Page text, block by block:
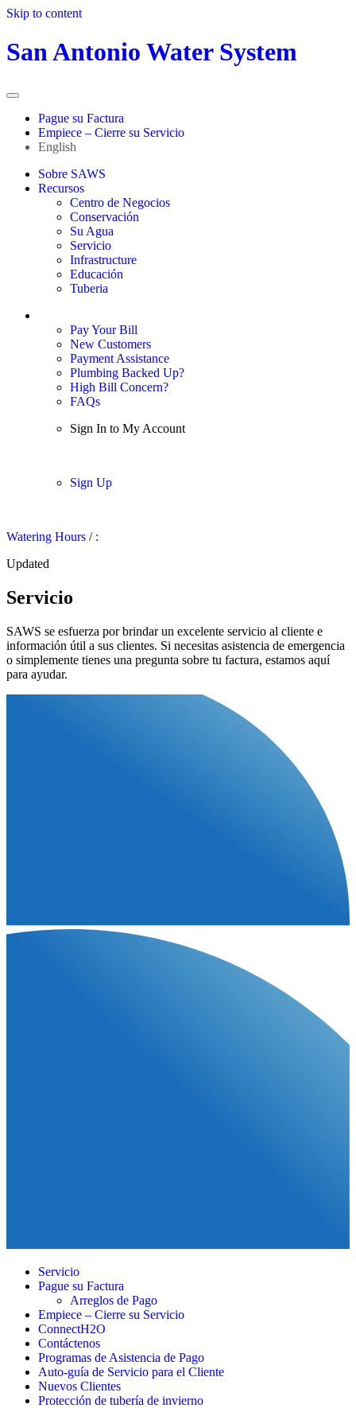
Skip to content
San Antonio Water System
Pague su Factura
Empiece – Cierre su Servicio
English
Sobre SAWS
Recursos
Centro de Negocios
Conservación
Su Agua
Servicio
Infrastructure
Educación
Tuberia
Pay Your Bill
New Customers
Payment Assistance
Plumbing Backed Up?
High Bill Concern?
FAQs
Sign In to My Account
Sign Up
Watering Hours / :
Updated
Servicio
SAWS se esfuerza por brindar un excelente servicio al cliente e
información útil a sus clientes. Si necesitas asistencia de emergencia
o simplemente tienes una pregunta sobre tu factura, estamos aquí
para ayudar.
Servicio
Pague su Factura
Arreglos de Pago
Empiece – Cierre su Servicio
ConnectH2O
Contáctenos
Programas de Asistencia de Pago
Auto-guía de Servicio para el Cliente
Nuevos Clientes
Protección de tubería de invierno